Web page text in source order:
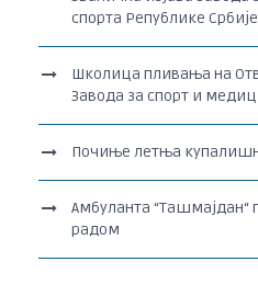
спорта Републике Србије
Школица пливања на
Завода за спорт и
Почиње летња
Амбуланта “Ташмајдан“
радом